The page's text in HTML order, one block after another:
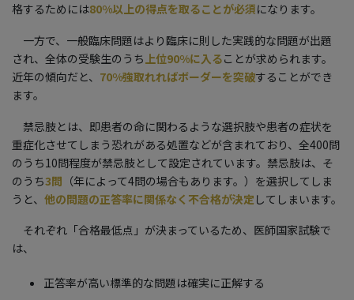
格するためには80%以上の得点を取ることが必須になります。
一方で、一般臨床問題はより臨床に則した実践的な問題が出題
され、全体の受験生のうち 上位90%に入ることが求められます。
近年の傾向だと、 70%強取れればボーダーを突破することができ
ます。
禁忌肢とは、即患者の命に関わるような選択肢や患者の症状を
重症化させてしまう恐れがある処置などが含まれており、全400問
のうち10問程度が禁忌肢として設定されています。禁忌肢は、そ
のうち3問 （年によって4問の場合もあります。）を選択してしま
うと、 他の問題の正答率に関係なく不合格が決定 してしまいます。
それぞれ「合格最低点」が決まっているため、医師国家試験で
は、
正答率が高い標準的な問題は確実に正解する